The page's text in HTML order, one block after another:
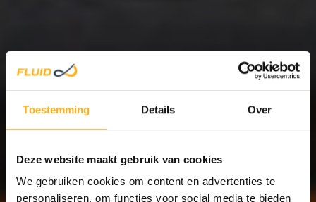
Toestemming Details Over
Deze website maakt gebruik van cookies
We gebruiken cookies om content en advertenties te
personaliseren, om functies voor social media te bieden
STEEL